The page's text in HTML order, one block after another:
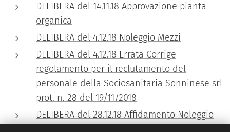
DELIBERA del 14.11.18 Approvazione pianta
organica
DELIBERA del 4.12.18 Noleggio Mezzi
DELIBERA del 4.12.18 Errata Corrige
regolamento per il reclutamento del
personale della Sociosanitaria Sonninese srl
prot. n. 28 del 19/11/2018
DELIBERA del 28.12.18 Affidamento Noleggio